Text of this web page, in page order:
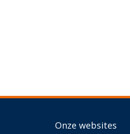
Onze websites